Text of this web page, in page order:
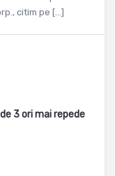
citim pe […]
3 ori mai repede